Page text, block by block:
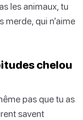
les animaux, tu
merde, qui n’aime
chelou
pas que tu as
savent